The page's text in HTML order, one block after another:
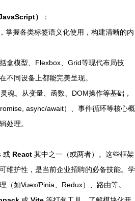
）
：
掌握各类标签语义化使用，构建清晰的内
盒模型、Flexbox、Grid等现代布局技
不同设备上都能完美呈现。
魂。从变量、函数、DOM操作等基础，
async/await）、事件循环等核心概
处理。
或 React 其中之一（或两者）。这些框架
维护性，是当前企业招聘的必备技能。学
（如Vuex/Pinia、Redux）、路由等。